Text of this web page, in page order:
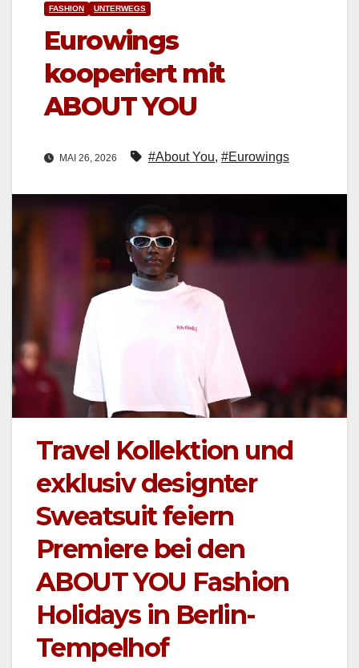
FASHION UNTERWEGS
Eurowings
kooperiert mit
ABOUT YOU
MAI 26, 2026 #About You, #Eurowings
Travel Kollektion und
exklusiv designter
Sweatsuit feiern
Premiere bei den
ABOUT YOU Fashion
Holidays in Berlin-
Tempelhof